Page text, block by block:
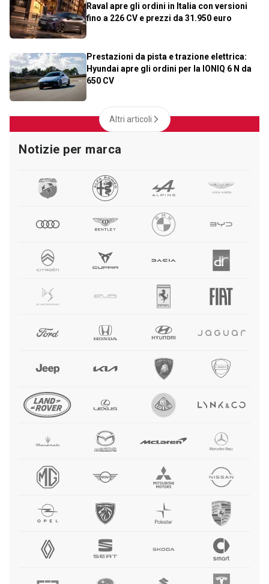
Raval apre gli ordini in Italia con versioni
fino a 226 CV e prezzi da 31.950 euro
Prestazioni da pista e trazione elettrica:
Hyundai apre gli ordini per la IONIQ 6 N da
650 CV
Altri articoli
Notizie per marca